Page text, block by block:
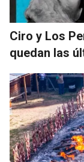
Ciro y Los
quedan las